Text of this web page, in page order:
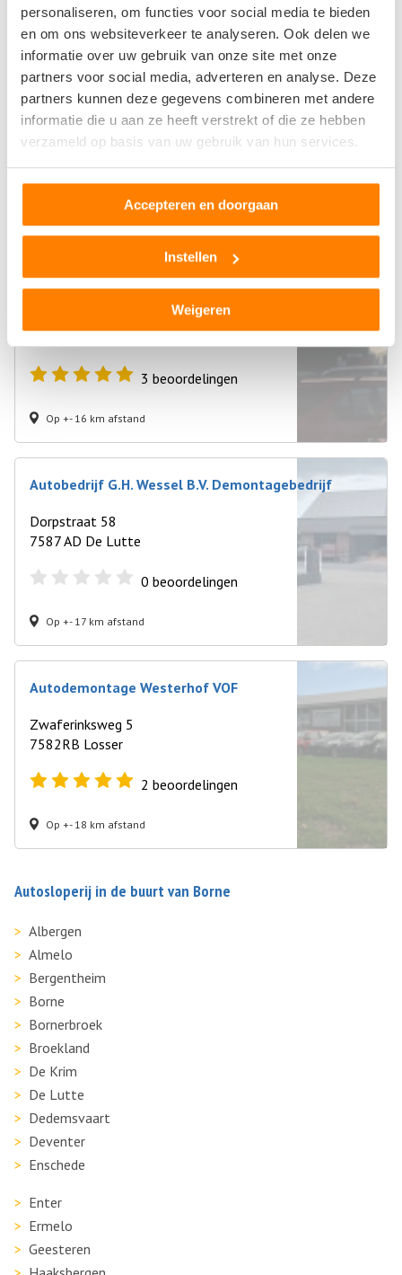
personaliseren, om functies voor social media te bieden
en om ons websiteverkeer te analyseren. Ook delen we
informatie over uw gebruik van onze site met onze
partners voor social media, adverteren en analyse. Deze
partners kunnen deze gegevens combineren met andere
informatie die u aan ze heeft verstrekt of die ze hebben
verzameld op basis van uw gebruik van hun services.
Accepteren en doorgaan
Instellen
Weigeren
Op +- 15 km afstand
BL Parts
Molendijk Noord 80
7461JE Rijssen
Op +- 16 km afstand
Autodemontagebedrijf Pril
3 beoordelingen
Op +- 16 km afstand
Autobedrijf G.H. Wessel B.V. Demontagebedrijf
Dorpstraat 58
7587 AD De Lutte
0 beoordelingen
Op +- 17 km afstand
Autodemontage Westerhof VOF
Zwaferinksweg 5
7582RB Losser
2 beoordelingen
Op +- 18 km afstand
Autosloperij in de buurt van Borne
Albergen
Almelo
Bergentheim
Borne
Bornerbroek
Broekland
De Krim
De Lutte
Dedemsvaart
Deventer
Enschede
Enter
Ermelo
Geesteren